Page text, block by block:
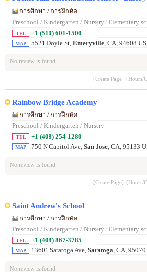
การศึกษา / การฝึกหัด
Preschool / Kindergarten / Nursery / Elementary
TEL +1 (510) 601-1500
MAP 5521 Doyle St, Emeryville, CA, 94608 US
No review is found.
[Create Page] [Hours/
Rainbow Bridge Academy
การศึกษา / การฝึกหัด
Preschool / Kindergarten / Nursery
TEL +1 (408) 254-1280
MAP 750 N Capitol Ave, San Jose, CA, 95133
No review is found.
[Create Page] [Hours/
Saint Andrew's School
การศึกษา / การฝึกหัด
Preschool / Kindergarten / Nursery / Elementary
TEL +1 (408) 867-3785
MAP 13601 Saratoga Ave, Saratoga, CA, 95070
No review is found.